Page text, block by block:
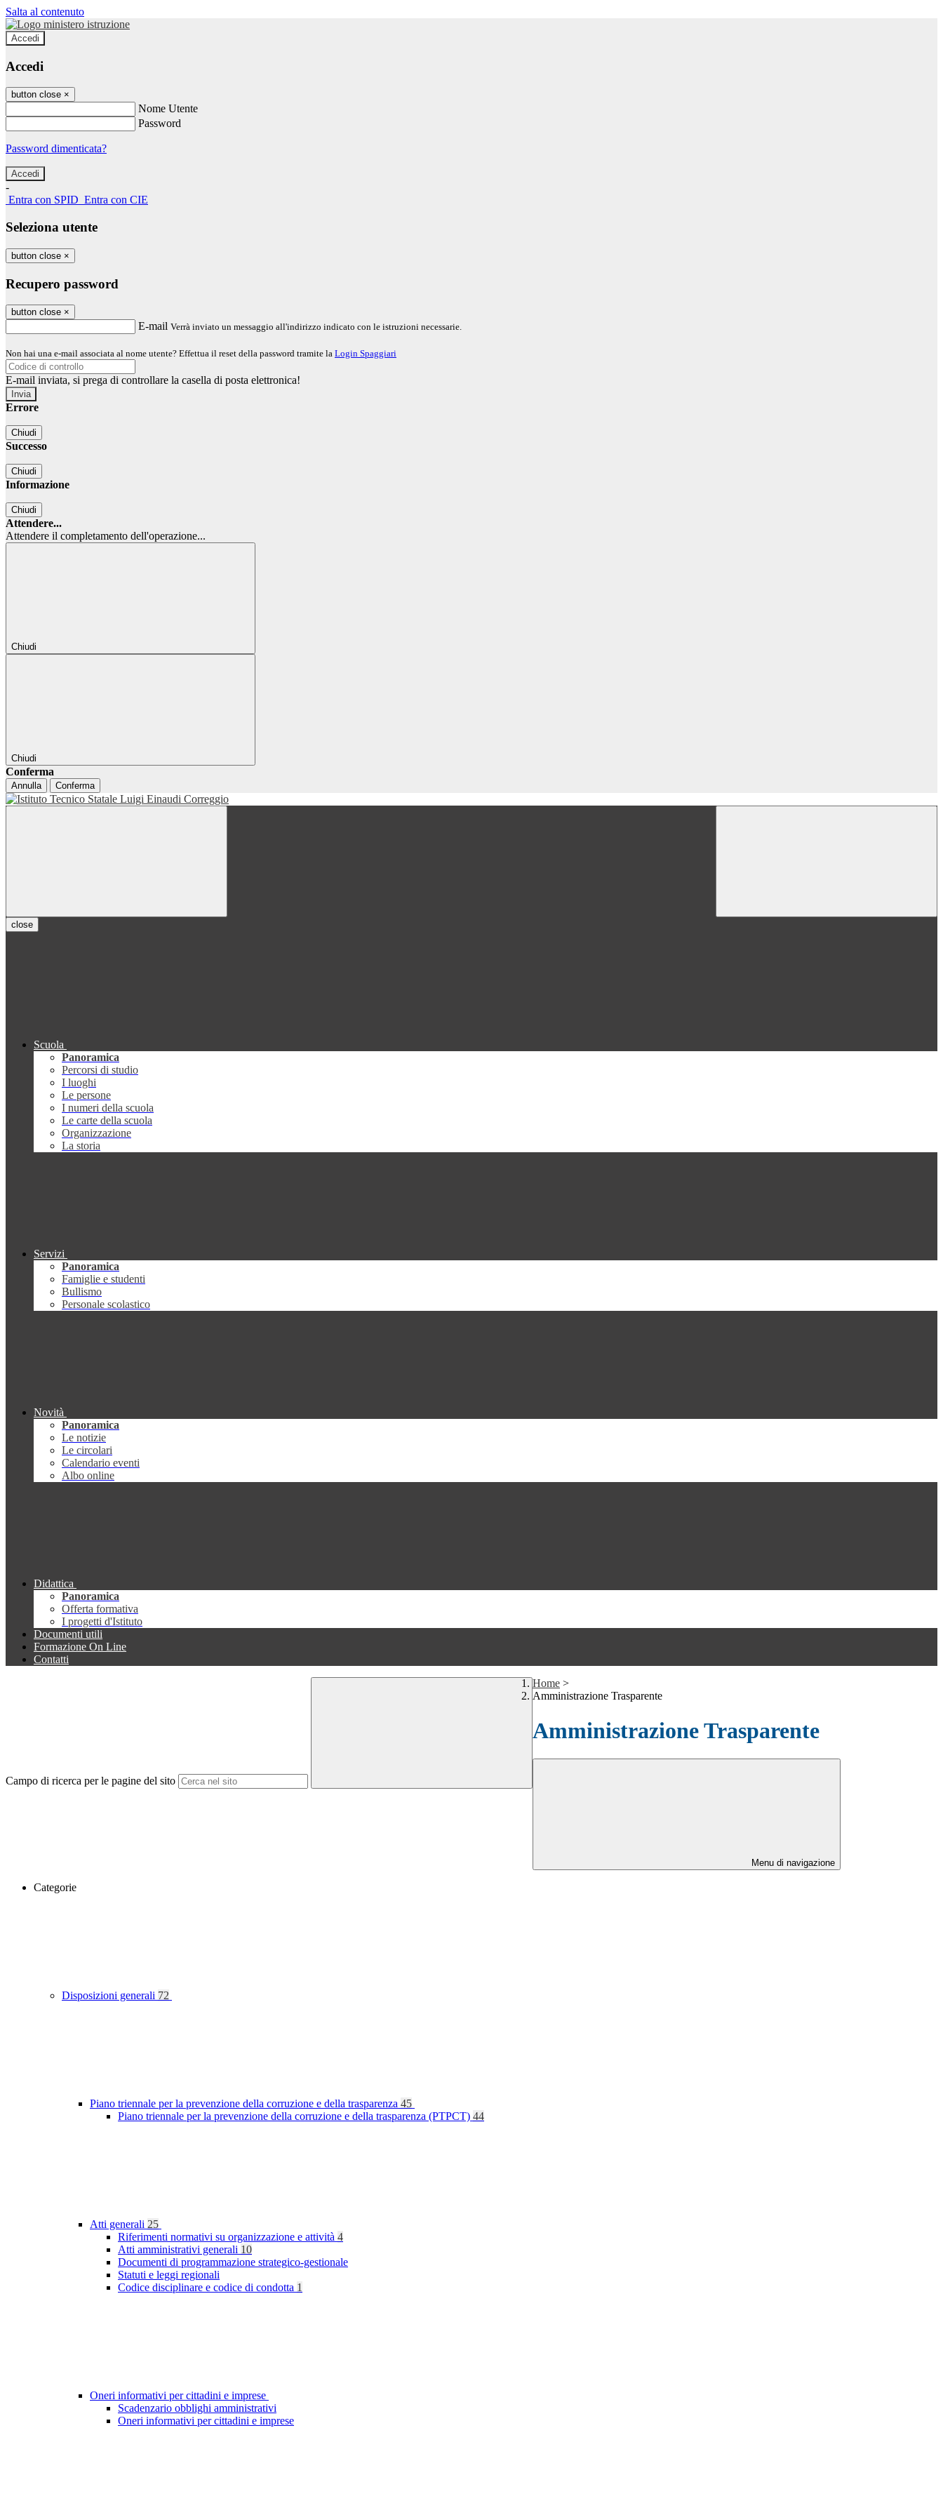
Salta al contenuto
Accedi
Accedi
button close ×
Nome Utente
Password
Password dimenticata?
-
Entra con SPID Entra con CIE
Seleziona utente
button close ×
Recupero password
button close ×
E-mail Verrà inviato un messaggio all'indirizzo indicato con le istruzioni necessarie.
Non hai una e-mail associata al nome utente? Effettua il reset della password tramite la Login Spaggiari
E-mail inviata, si prega di controllare la casella di posta elettronica!
Errore
Chiudi
Successo
Chiudi
Informazione
Chiudi
Attendere...
Attendere il completamento dell'operazione...
Chiudi
Chiudi
Conferma
Annulla Conferma
close
Scuola
Panoramica
Percorsi di studio
I luoghi
Le persone
I numeri della scuola
Le carte della scuola
Organizzazione
La storia
Servizi
Panoramica
Famiglie e studenti
Bullismo
Personale scolastico
Novità
Panoramica
Le notizie
Le circolari
Calendario eventi
Albo online
Didattica
Panoramica
Offerta formativa
I progetti d'Istituto
Documenti utili
Formazione On Line
Contatti
Campo di ricerca per le pagine del sito
Home >
Amministrazione Trasparente
Amministrazione Trasparente
Menu di navigazione
Categorie
Disposizioni generali 72
Piano triennale per la prevenzione della corruzione e della trasparenza 45
Piano triennale per la prevenzione della corruzione e della trasparenza (PTPCT) 44
Atti generali 25
Riferimenti normativi su organizzazione e attività 4
Atti amministrativi generali 10
Documenti di programmazione strategico-gestionale
Statuti e leggi regionali
Codice disciplinare e codice di condotta 1
Oneri informativi per cittadini e imprese
Scadenzario obblighi amministrativi
Oneri informativi per cittadini e imprese